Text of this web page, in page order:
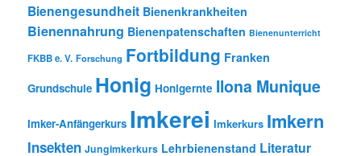
Bienengesundheit Bienenkrankheiten
Bienennahrung Bienenpatenschaften Bienenunterricht
FKBB e. V. Forschung Fortbildung Franken
Grundschule Honig Honigernte Ilona Munique
Imker-Anfängerkurs Imkerei Imkerkurs Imkern
Insekten Jungimkerkurs Lehrbienenstand Literatur